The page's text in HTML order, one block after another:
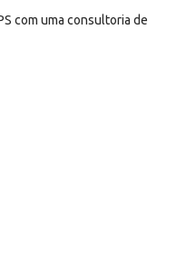
com uma consultoria de